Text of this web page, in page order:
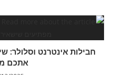
חבילות אינטרנט וסלולר:
אתכם